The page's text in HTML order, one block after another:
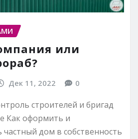
или
Дек 11, 2022 0
строителей и бригад
Как оформить и
частный дом в собственность